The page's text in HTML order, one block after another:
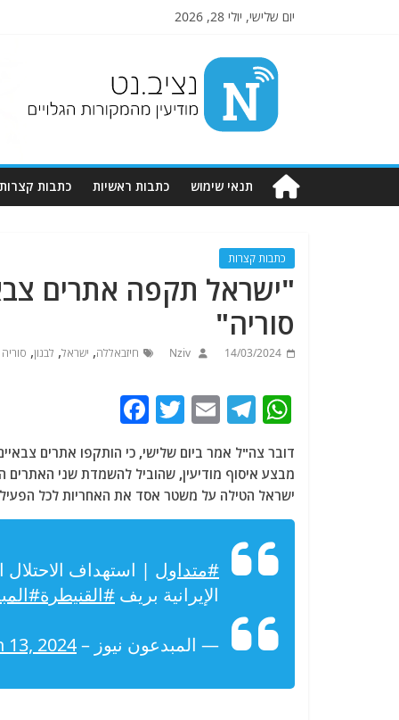
יום שלישי, יולי 28, 2026
Nziv.net
מודיעין
מהמקורות
תנאי שימוש כתבות ראשיות כתבות קצרות
כתבות קצרות
"ישראל תקפה אתרים
סוריה"
14/03/2024
Nziv חיזבאללה, ישראל, לבנון, סוריה
W
at
s
A
p
p
T
e
g
ra
E
ai
l
T
itt
er
c
e
b
o
k
דובר צה"ל אמר ביום שלישי, כי הותקפו אתרים
מבצע איסוף מודיעין, שהוביל להשמדת שני האתרים
ישראל הטילה על משטר אסד את האחריות לכל
#متداول | استهداف الاحتلال
الإيرانية بريف #القنيطرة
— المبدعون نيوز – Creative News (@creativenewssy)13, 2024